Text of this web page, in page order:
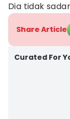
Dia tidak
Share Article
Curated For